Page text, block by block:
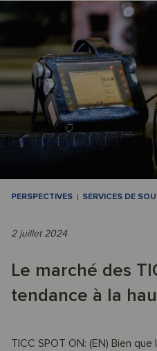
PERSPECTIVES SERVICES DE
2 juillet 2024
Le marché des
tendance à la
TICC SPOT ON: (EN) Bien